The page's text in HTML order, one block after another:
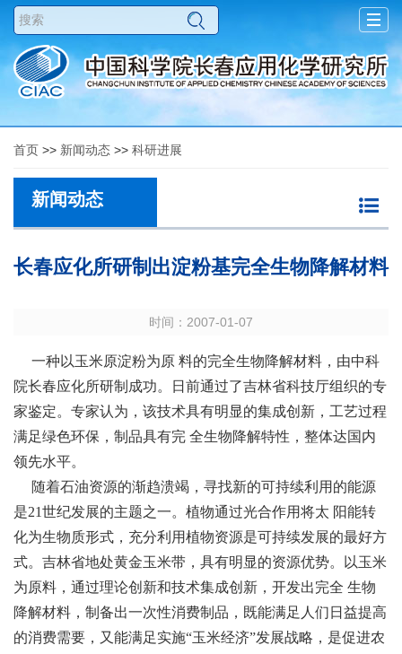
首页 >> 新闻动态 >> 科研进展
新闻动态
长春应化所研制出淀粉基完全生物降解材料
时间：2007-01-07
一种以玉米原淀粉为原 料的完全生物降解材料，由中科
院长春应化所研制成功。日前通过了吉林省科技厅组织的专
家鉴定。专家认为，该技术具有明显的集成创新，工艺过程
满足绿色环保，制品具有完 全生物降解特性，整体达国内
领先水平。
随着石油资源的渐趋溃竭，寻找新的可持续利用的能源
是21世纪发展的主题之一。植物通过光合作用将太 阳能转
化为生物质形式，充分利用植物资源是可持续发展的最好方
式。吉林省地处黄金玉米带，具有明显的资源优势。以玉米
为原料，通过理论创新和技术集成创新，开发出完全 生物
降解材料，制备出一次性消费制品，既能满足人们日益提高
的消费需要，又能满足实施“玉米经济”发展战略，是促进农